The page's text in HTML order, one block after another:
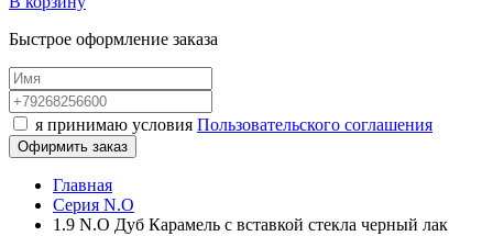
Быстрое оформление заказа
я принимаю условия Пользовательского соглашения
Офирмить заказ
Главная
Серия N.O
1.9 N.O Дуб Карамель с вставкой стекла черный лак